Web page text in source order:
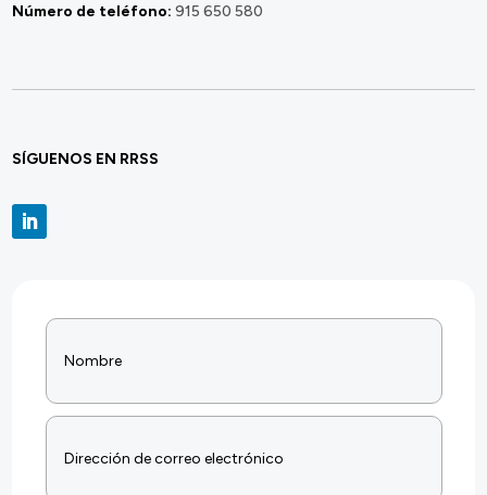
Número de teléfono:915 650 580
SÍGUENOS EN RRSS